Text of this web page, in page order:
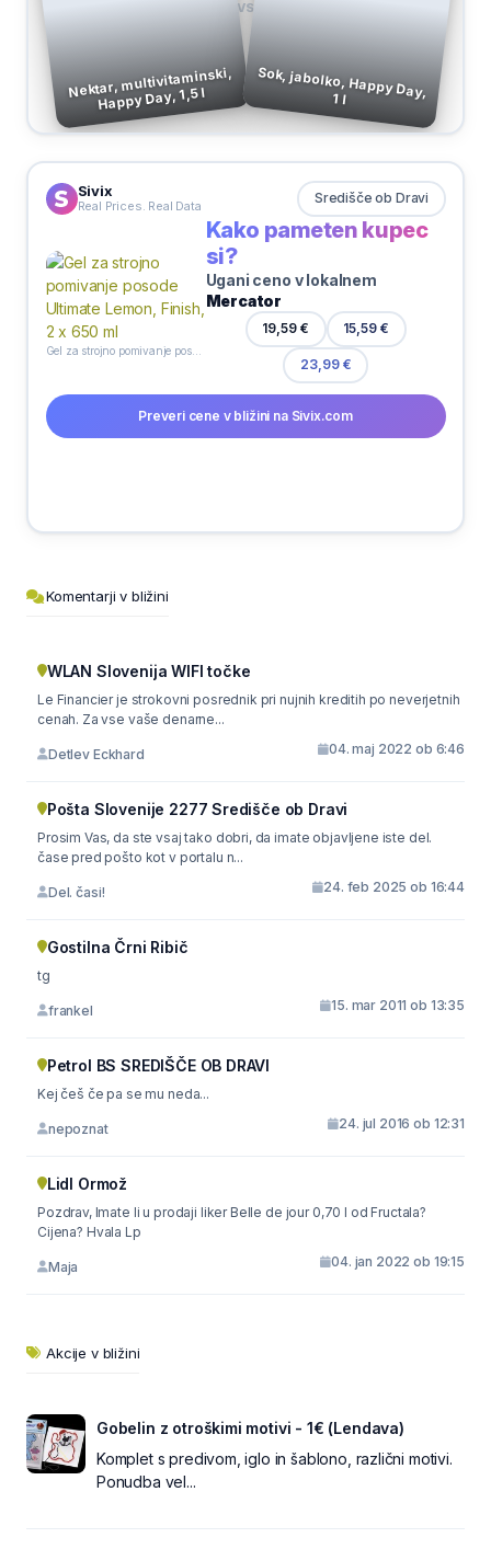
Nektar, multivitaminski,
Happy Day, 1,5 l
VS
Sok, jabolko, Happy Day,
1 l
Sivix
Real Prices. Real Data Središče ob Dravi
Gel za strojno pomivanje posode Ultimate Lemon, Finish, 2 x 650 ml
Kako pameten kupec
si?
Ugani ceno v lokalnem
Mercator
19,59 € 15,59 €
23,99 €
Preveri cene v bližini na Sivix.com
Komentarji v bližini
WLAN Slovenija WIFI točke
Le Financier je strokovni posrednik pri nujnih kreditih po neverjetnih
cenah. Za vse vaše denarne...
Detlev Eckhard 04. maj 2022 ob 6:46
Pošta Slovenije 2277 Središče ob Dravi
Prosim Vas, da ste vsaj tako dobri, da imate objavljene iste del.
čase pred pošto kot v portalu n...
Del. časi! 24. feb 2025 ob 16:44
Gostilna Črni Ribič
tg
frankel 15. mar 2011 ob 13:35
Petrol BS SREDIŠČE OB DRAVI
Kej češ če pa se mu neda...
nepoznat 24. jul 2016 ob 12:31
Lidl Ormož
Pozdrav, Imate li u prodaji liker Belle de jour 0,70 l od Fructala?
Cijena? Hvala Lp
Maja 04. jan 2022 ob 19:15
Akcije v bližini
Gobelin z otroškimi motivi - 1€ (Lendava)
Komplet s predivom, iglo in šablono, različni motivi.
Ponudba vel...